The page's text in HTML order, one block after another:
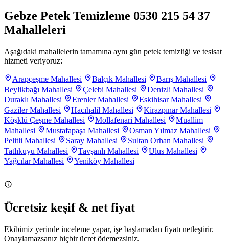
Gebze Petek Temizleme 0530 215 54 37
Mahalleleri
Aşağıdaki mahallelerin tamamına aynı gün petek temizliği ve tesisat
hizmeti veriyoruz:
Arapçeşme Mahallesi Balçık Mahallesi
Barış Mahallesi
Beylikbağı Mahallesi
Çelebi Mahallesi
Denizli Mahallesi
Duraklı Mahallesi
Erenler Mahallesi
Eskihisar Mahallesi
Gaziler Mahallesi
Hacıhalil Mahallesi
Kirazpınar Mahallesi
Köşklü Çeşme Mahallesi
Mollafenari Mahallesi
Muallim
Mahallesi
Mustafapaşa Mahallesi
Osman Yılmaz Mahallesi
Pelitli Mahallesi
Saray Mahallesi
Sultan Orhan Mahallesi
Tatlıkuyu Mahallesi
Tavşanlı Mahallesi
Ulus Mahallesi
Yağcılar Mahallesi
Yeniköy Mahallesi
Ücretsiz keşif & net fiyat
Ekibimiz yerinde inceleme yapar, işe başlamadan fiyatı netleştirir.
Onaylamazsanız hiçbir ücret ödemezsiniz.